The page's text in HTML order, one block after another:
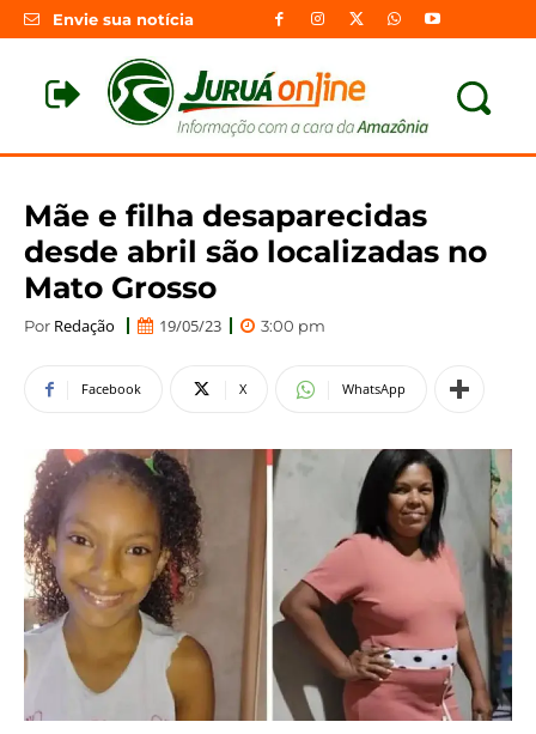
Envie sua notícia
Mãe e filha desaparecidas
desde abril são localizadas no
Mato Grosso
Por Redação 19/05/23 3:00 pm
Facebook X WhatsApp